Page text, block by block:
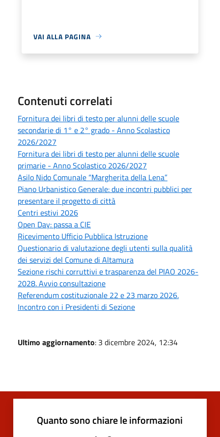
VAI ALLA PAGINA
Contenuti correlati
Fornitura dei libri di testo per alunni delle scuole
secondarie di 1° e 2° grado - Anno Scolastico
2026/2027
Fornitura dei libri di testo per alunni delle scuole
primarie - Anno Scolastico 2026/2027
Asilo Nido Comunale “Margherita della Lena”
Piano Urbanistico Generale: due incontri pubblici per
presentare il progetto di città
Centri estivi 2026
Open Day: passa a CIE
Ricevimento Ufficio Pubblica Istruzione
Questionario di valutazione degli utenti sulla qualità
dei servizi del Comune di Altamura
Sezione rischi corruttivi e trasparenza del PIAO 2026-
2028. Avvio consultazione
Referendum costituzionale 22 e 23 marzo 2026.
Incontro con i Presidenti di Sezione
Ultimo aggiornamento: 3 dicembre 2024, 12:34
Quanto sono chiare le informazioni